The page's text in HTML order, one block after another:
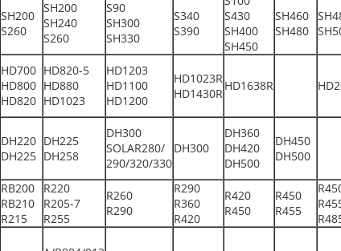
SH200
S260
SH200
SH240
S260
S90
SH300
SH330
S340
S390
S430
SH400
SH450
SH460
SH480
HD700
HD800
HD820
HD820-5
HD880
HD1023
HD1203
HD1100
HD1200
HD1023R
HD1430R
HD1638R
DH220
DH225
DH225
DH258
DH300
SOLAR280/
290/320/330
DH300
DH360
DH420
DH500
DH450
DH500
RB200
RB210
R215
R220
R205-7
R255
R260
R290
R290
R360
R420
R420
R450
R450
R455